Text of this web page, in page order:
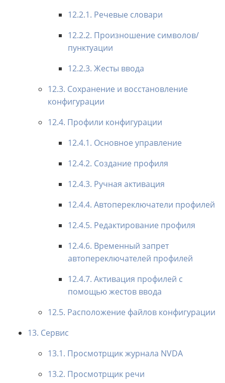
12.2.1. Речевые словари
12.2.2. Произношение символов/
пунктуации
12.2.3. Жесты ввода
12.3. Сохранение и восстановление
конфигурации
12.4. Профили конфигурации
12.4.1. Основное управление
12.4.2. Создание профиля
12.4.3. Ручная активация
12.4.4. Автопереключатели профилей
12.4.5. Редактирование профиля
12.4.6. Временный запрет
автопереключателей профилей
12.4.7. Активация профилей с
помощью жестов ввода
12.5. Расположение файлов конфигурации
13. Сервис
13.1. Просмотрщик журнала NVDA
13.2. Просмотрщик речи